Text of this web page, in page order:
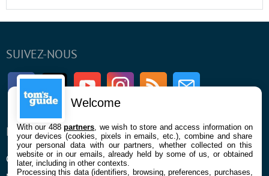
SUIVEZ-NOUS
FacebookTwitter Youtube InstagramRSS Newsletter
ENTREPRISE
Qui sommes nous
À PROPOS
La rédaction
Welcome
With our 488partners , we wish to store and access information on
your devices (cookies, pixels in emails, etc.), combine and share
your personal data with our partners, whether collected on this
website or in our emails, already held by some of us, or obtained
later, including in other contexts.
Processing this data (identifiers, browsing, preferences, purchases,